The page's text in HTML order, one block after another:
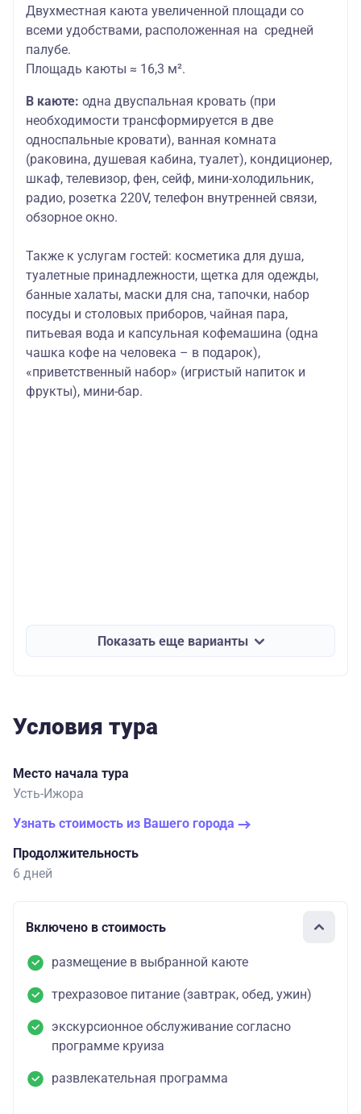
Двухместная каюта увеличенной площади со
всеми удобствами, расположенная на средней
палубе.
Площадь каюты ≈ 16,3 м².
В каюте: одна двуспальная кровать (при
необходимости трансформируется в две
односпальные кровати), ванная комната
(раковина, душевая кабина, туалет), кондиционер,
шкаф, телевизор, фен, сейф, мини-холодильник,
радио, розетка 220V, телефон внутренней связи,
обзорное окно.
Также к услугам гостей: косметика для душа,
туалетные принадлежности, щетка для одежды,
банные халаты, маски для сна, тапочки, набор
посуды и столовых приборов, чайная пара,
питьевая вода и капсульная кофемашина (одна
чашка кофе на человека – в подарок),
«приветственный набор» (игристый напиток и
фрукты), мини-бар.
Показать еще варианты
Условия тура
Место начала тура
Усть-Ижора
Узнать стоимость из Вашего города
Продолжительность
6 дней
Включено в стоимость
размещение в выбранной каюте
трехразовое питание (завтрак, обед, ужин)
экскурсионное обслуживание согласно
программе круиза
развлекательная программа